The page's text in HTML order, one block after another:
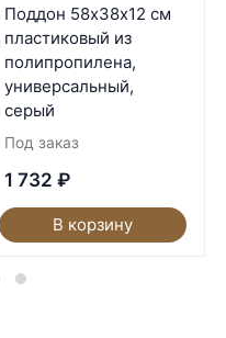
Поддон 58х38х12 см
пластиковый из
полипропилена,
универсальный,
серый
Под заказ
1 732 ₽
В корзину